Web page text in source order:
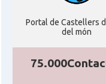
Casal
Portal de Castellers
del món